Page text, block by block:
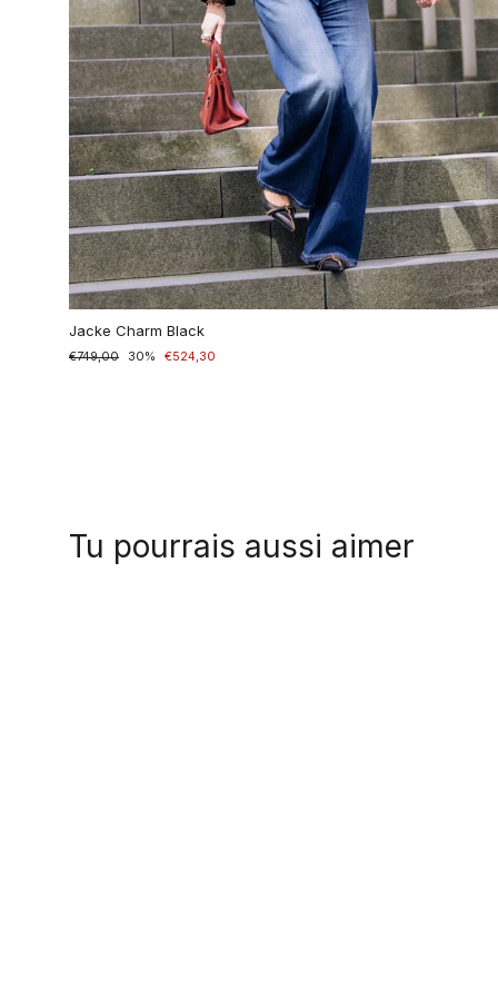
Jacke Charm Black
Normaler
€749,00
Sonderpreis30% €524,30
Tu pourrais aussi aimer